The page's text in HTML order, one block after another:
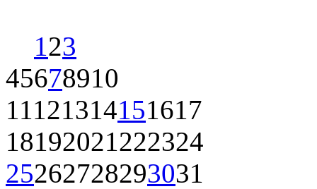
123
45678910
11121314151617
18192021222324
25262728293031